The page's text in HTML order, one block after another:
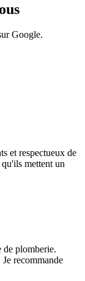
Google.
et respectueux de
mettent un
de plomberie.
recommande